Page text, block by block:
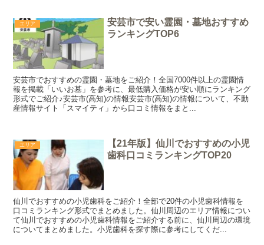
エリア
安芸市で安い霊園・墓地おすすめ
ランキングTOP6
安芸市でおすすめの霊園・墓地をご紹介！全国7000件以上の霊園情
報を掲載「いいお墓」を参考に、最低購入価格が安い順にランキング
形式でご紹介♪安芸市(高知)の情報安芸市(高知)の情報について、不動
産情報サイト「スマイティ」から口コミ情報をまと...
エリア
【21年版】仙川でおすすめの小児
歯科口コミランキングTOP20
仙川でおすすめの小児歯科をご紹介！全部で20件の小児歯科情報を
口コミランキング形式でまとめました。仙川周辺のエリア情報につい
て仙川でおすすめの小児歯科情報をご紹介する前に、仙川周辺の環境
についてまとめました。小児歯科を探す際に参考にしてくだ...